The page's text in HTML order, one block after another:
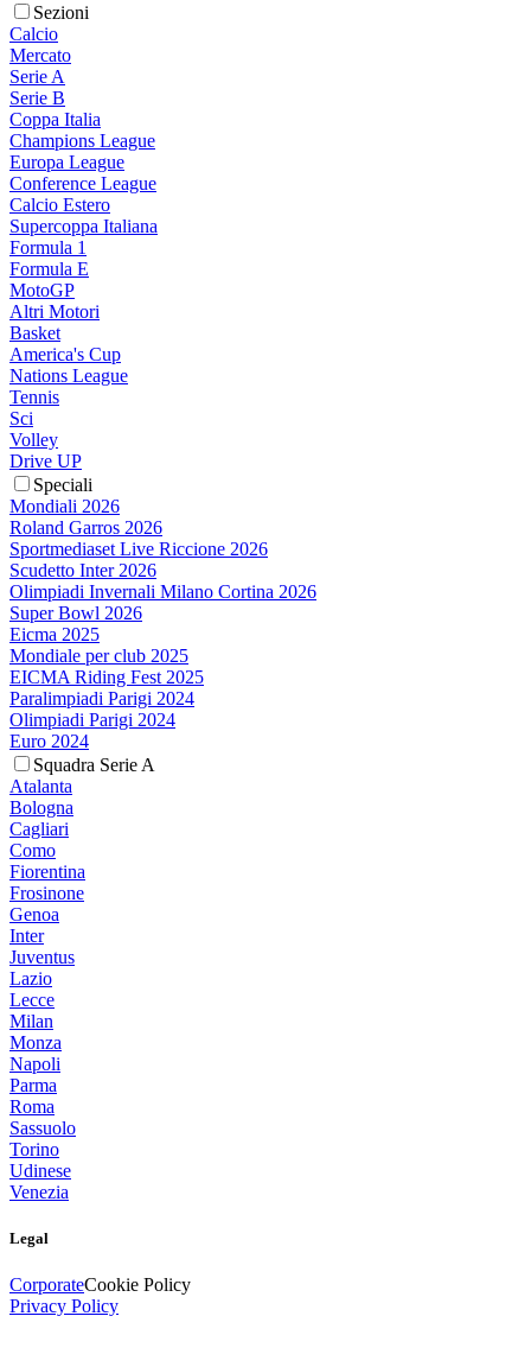
Sezioni
Calcio
Mercato
Serie A
Serie B
Coppa Italia
Champions League
Europa League
Conference League
Calcio Estero
Supercoppa Italiana
Formula 1
Formula E
MotoGP
Altri Motori
Basket
America's Cup
Nations League
Tennis
Sci
Volley
Drive UP
Speciali
Mondiali 2026
Roland Garros 2026
Sportmediaset Live Riccione 2026
Scudetto Inter 2026
Olimpiadi Invernali Milano Cortina 2026
Super Bowl 2026
Eicma 2025
Mondiale per club 2025
EICMA Riding Fest 2025
Paralimpiadi Parigi 2024
Olimpiadi Parigi 2024
Euro 2024
Squadra Serie A
Atalanta
Bologna
Cagliari
Como
Fiorentina
Frosinone
Genoa
Inter
Juventus
Lazio
Lecce
Milan
Monza
Napoli
Parma
Roma
Sassuolo
Torino
Udinese
Venezia
Legal
CorporateCookie Policy
Privacy Policy